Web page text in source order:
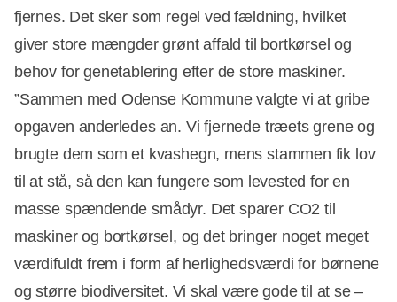
fjernes. Det sker som regel ved fældning, hvilket
giver store mængder grønt affald til bortkørsel og
behov for genetablering efter de store maskiner.
”Sammen med Odense Kommune valgte vi at gribe
opgaven anderledes an. Vi fjernede træets grene og
brugte dem som et kvashegn, mens stammen fik lov
til at stå, så den kan fungere som levested for en
masse spændende smådyr. Det sparer CO2 til
maskiner og bortkørsel, og det bringer noget meget
værdifuldt frem i form af herlighedsværdi for børnene
og større biodiversitet. Vi skal være gode til at se –